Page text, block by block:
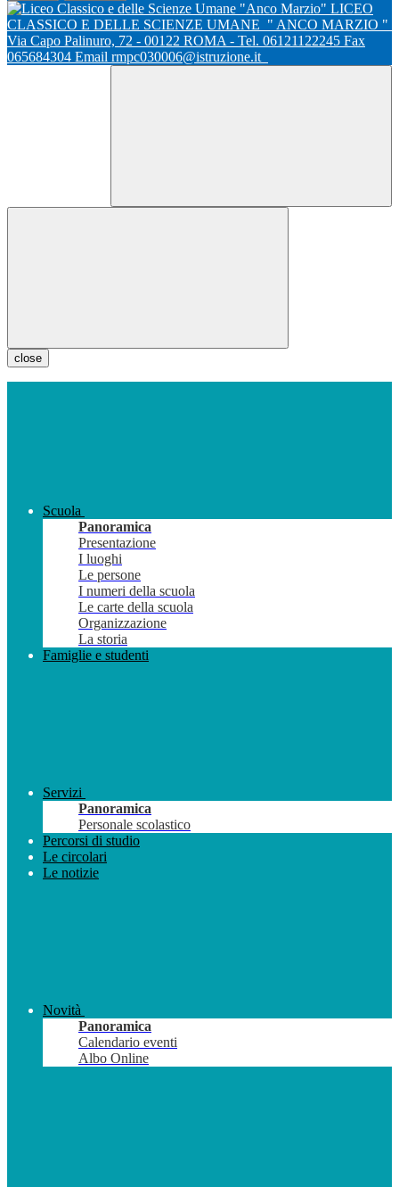
LICEO
CLASSICO E DELLE SCIENZE UMANE " ANCO MARZIO "
Via Capo Palinuro, 72 - 00122 ROMA - Tel. 06121122245 Fax
065684304 Email rmpc030006@istruzione.it
close
Scuola
Panoramica
Presentazione
I luoghi
Le persone
I numeri della scuola
Le carte della scuola
Organizzazione
La storia
Famiglie e studenti
Servizi
Panoramica
Personale scolastico
Percorsi di studio
Le circolari
Le notizie
Novità
Panoramica
Calendario eventi
Albo Online